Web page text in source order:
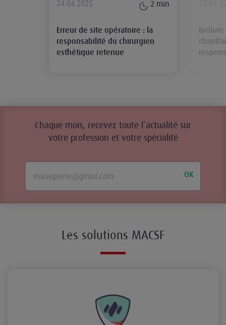
24.04.2025 2 min
Erreur de site opératoire : la
responsabilité du chirurgien
esthétique retenue
Chaque mois, recevez toute l’actualité sur
votre profession et votre spécialité
OK
Les solutions MACSF